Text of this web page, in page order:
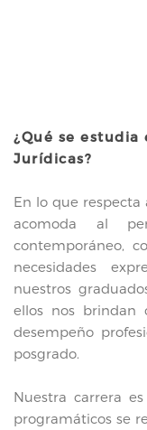
¿Qué se
Jurídicas?
En lo que respecta
acomoda al
contemporáneo,
necesidades
nuestros
ellos nos brindan
desempeño
posgrado.
Nuestra carrera
programáticos se